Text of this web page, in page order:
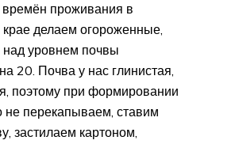
проживания в
делаем огороженные,
уровнем почвы
20. Почва у нас глинистая,
поэтому при формировании
не перекапываем, ставим
застилаем картоном,